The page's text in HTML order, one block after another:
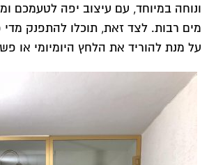
ונוחה במיוחד, עם עיצוב יפה לטעמכם
מים רבות. לצד זאת, תוכלו להתפנק
על מנת להוריד את הלחץ היומיומי או